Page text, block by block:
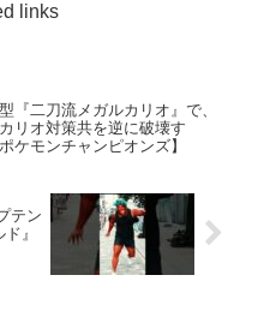
links
『二刀流メガルカリオ』で、
リオ対策共を逆に破壊す
ケモンチャンピオンズ】
テン
』